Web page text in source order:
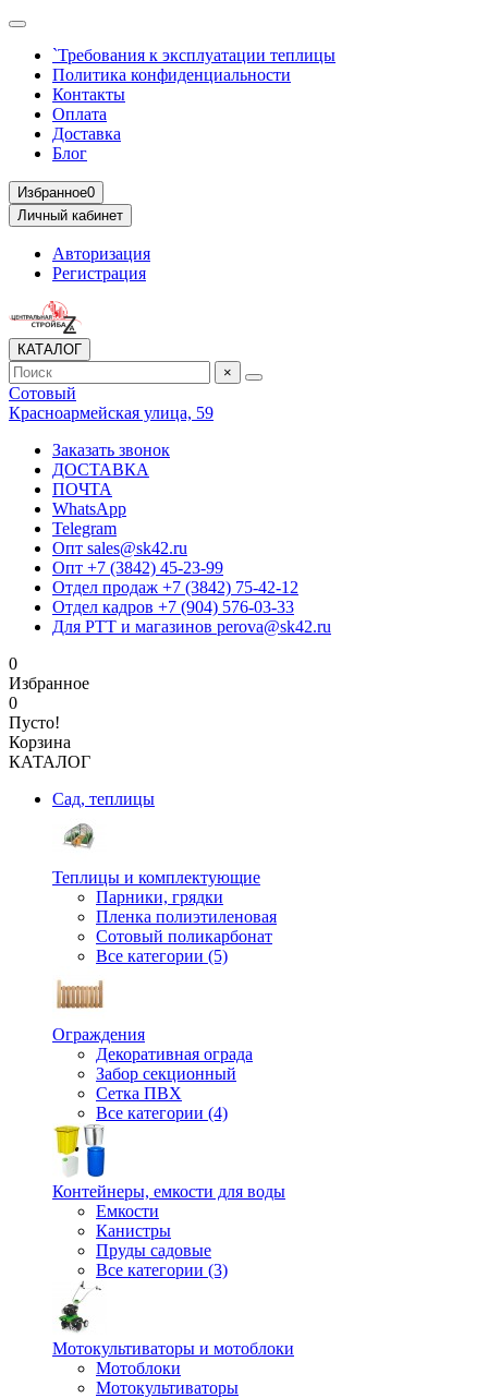
`Требования к эксплуатации теплицы
Политика конфиденциальности
Контакты
Оплата
Доставка
Блог
Избранное0
Личный кабинет
Авторизация
Регистрация
КАТАЛОГ
×
Сотовый
Красноармейская улица, 59
Заказать звонок
ДОСТАВКА
ПОЧТА
WhatsApp
Telegram
Опт sales@sk42.ru
Опт +7 (3842) 45-23-99
Отдел продаж +7 (3842) 75-42-12
Отдел кадров +7 (904) 576-03-33
Для РТТ и магазинов perova@sk42.ru
0
Избранное
0
Пусто!
Корзина
КАТАЛОГ
Сад, теплицы
Теплицы и комплектующие
Парники, грядки
Пленка полиэтиленовая
Сотовый поликарбонат
Все категории (5)
Ограждения
Декоративная ограда
Забор секционный
Сетка ПВХ
Все категории (4)
Контейнеры, емкости для воды
Емкости
Канистры
Пруды садовые
Все категории (3)
Мотокультиваторы и мотоблоки
Мотоблоки
Мотокультиваторы